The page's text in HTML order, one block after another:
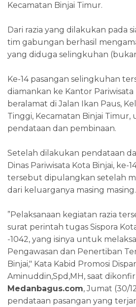
Kecamatan Binjai Timur.
Dari razia yang dilakukan pada
tim gabungan berhasil
yang diduga selingkuhan
Ke-14 pasangan selingkuhan
diamankan ke Kantor Pariwisata
beralamat di Jalan Ikan Paus,
Tinggi, Kecamatan Binjai
pendataan dan pembinaan.
Setelah dilakukan pendataan
Dinas Pariwisata Kota Binjai, ke-
tersebut dipulangkan setelah
dari keluarganya masing masing.
”Pelaksanaan kegiatan razia
surat perintah tugas Sispora
-1042, yang isinya untuk
Pengawasan dan Penertiban
Binjai," Kata Kabid Promosi
Aminuddin,Spd,MH, saat
Medanbagus.com, Jumat (30/
pendataan pasangan yang